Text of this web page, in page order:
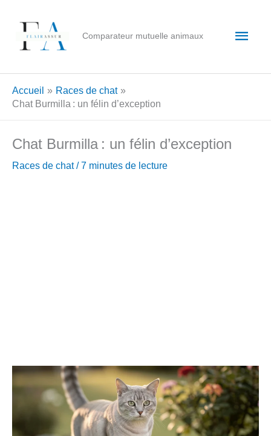
contenu
Comparateur mutuelle animaux
Accueil
Races de chat
Chat Burmilla : un félin d’exception
Chat Burmilla : un félin d’exception
Races de chat/7 minutes de lecture